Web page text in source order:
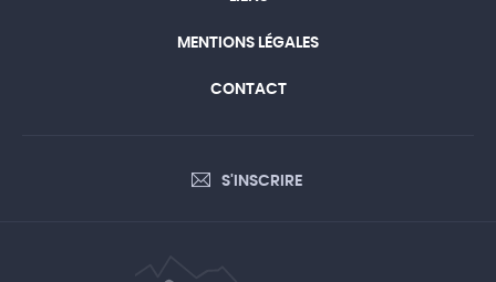
MENTIONS LÉGALES
CONTACT
S'INSCRIRE